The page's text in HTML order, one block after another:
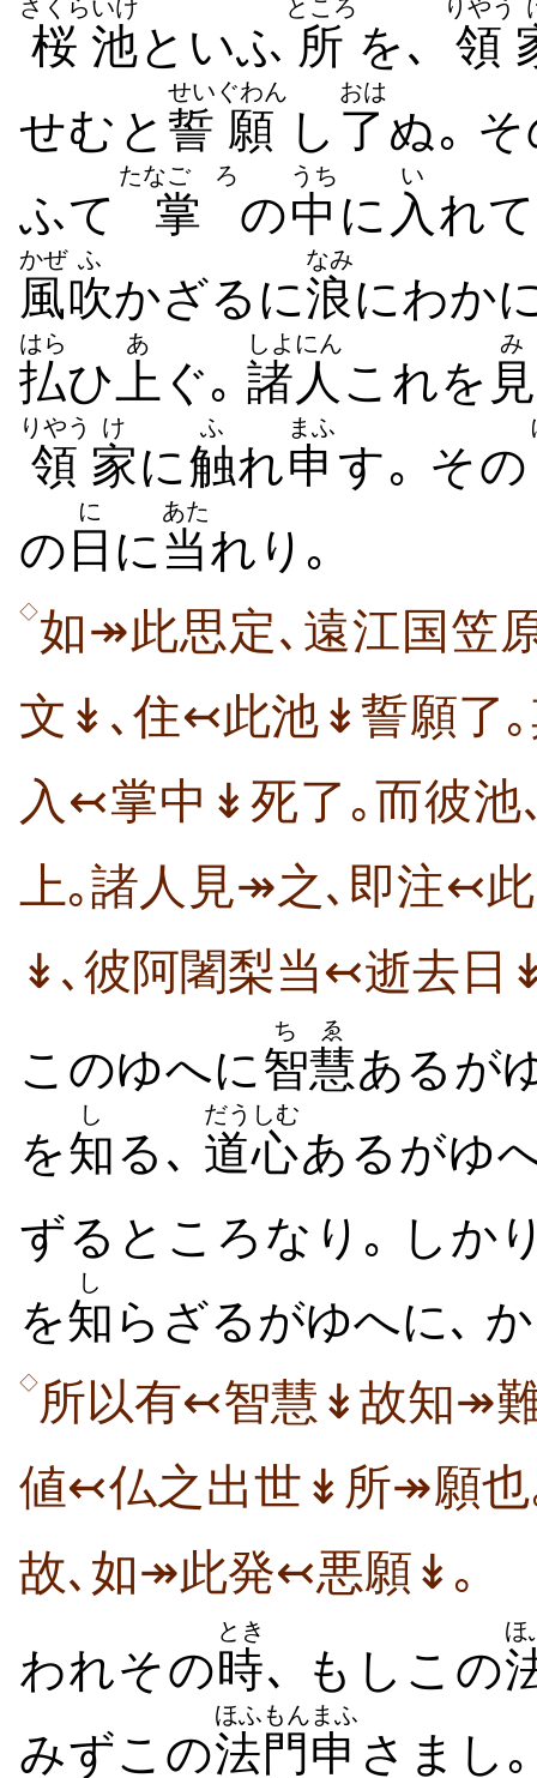
桜
さくら
池
いけ
といふ 所
ところ
を､ 領
りやう
せむと 誓
せい
願
ぐわん
し 了
おは
ぬ｡
ふて
掌
たなごゝろ
の中
うち
に 入
い
れて
風
かぜ
吹
ふ
かざるに浪
なみ
にわか
払
はら
ひ 上
あ
ぐ｡ 諸人
しよにん
これを 見
み
領
りやう
家
け
に触
ふ
れ申
まふ
す｡ その
の日
に
に 当
あた
れり｡
◇如↠此思定､遠江国笠
文↡､住↢此池↡誓願了
入↢掌中↡死了｡而彼池
上｡諸人見↠之､即注↢
↡､彼阿闍梨当↢逝去日
このゆへに智慧
ちゑ
あるが
を知
し
る､ 道心
だうしむ
あるがゆ
ずるところなり｡ しか
を知
し
らざるがゆへに､
◇所以有↢智慧↡故知↠
値↢仏之出世↡所↠願
故､如↠此発↢悪願↡｡
われその時
とき
､ もしこの
ほ
みずこの法門
ほふもん
申
まふ
さまし